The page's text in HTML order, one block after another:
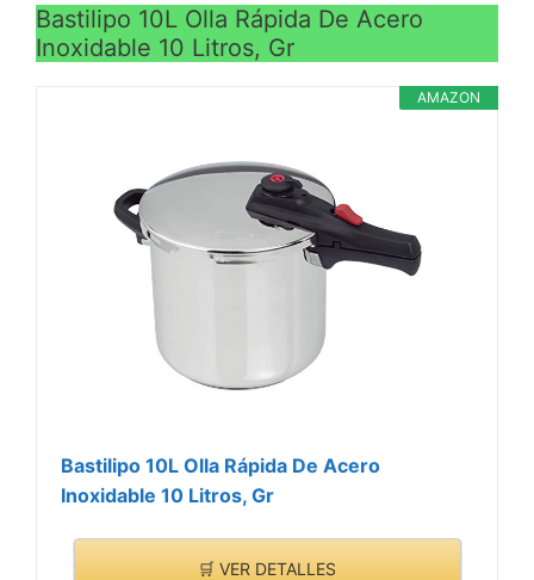
Bastilipo 10L Olla Rápida De Acero
Inoxidable 10 Litros, Gr
AMAZON
Bastilipo 10L Olla Rápida De Acero
Inoxidable 10 Litros, Gr
🛒 VER DETALLES